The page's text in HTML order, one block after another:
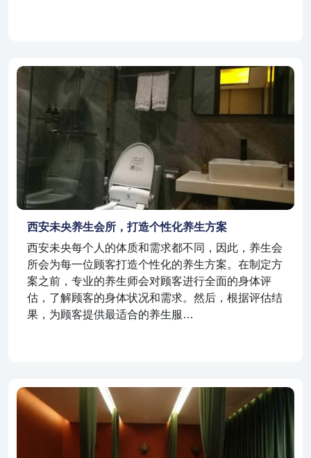
西安未央养生会所，打造个性化养生方案
西安未央每个人的体质和需求都不同，因此，养生会
所会为每一位顾客打造个性化的养生方案。在制定方
案之前，专业的养生师会对顾客进行全面的身体评
估，了解顾客的身体状况和需求。然后，根据评估结
果，为顾客提供最适合的养生服…